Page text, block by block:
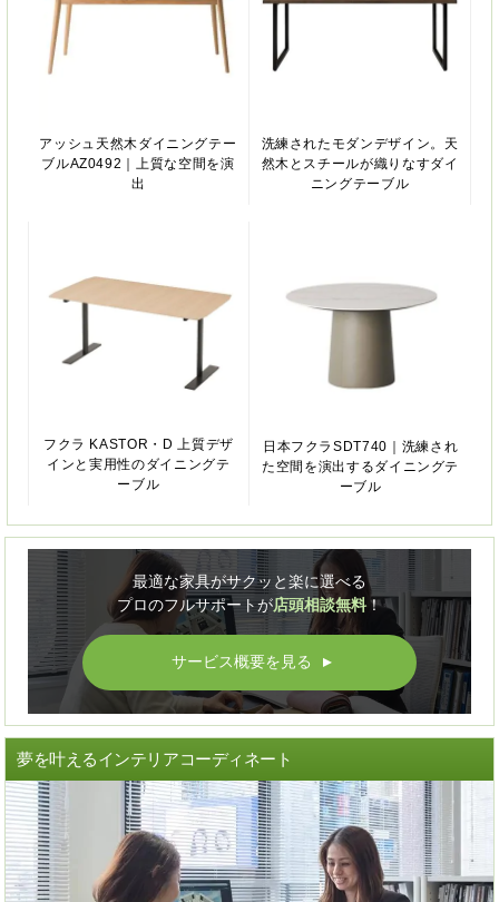
アッシュ天然木ダイニングテー
ブルAZ0492｜上質な空間を演
出
洗練されたモダンデザイン。天
然木とスチールが織りなすダイ
ニングテーブル
フクラ KASTOR・D 上質デザ
インと実用性のダイニングテ
ーブル
日本フクラSDT740｜洗練され
た空間を演出するダイニングテ
ーブル
最適な家具がサクッと楽に選べる
プロのフルサポートが店頭相談無料！
サービス概要を見る ▲
夢を叶えるインテリアコーディネート